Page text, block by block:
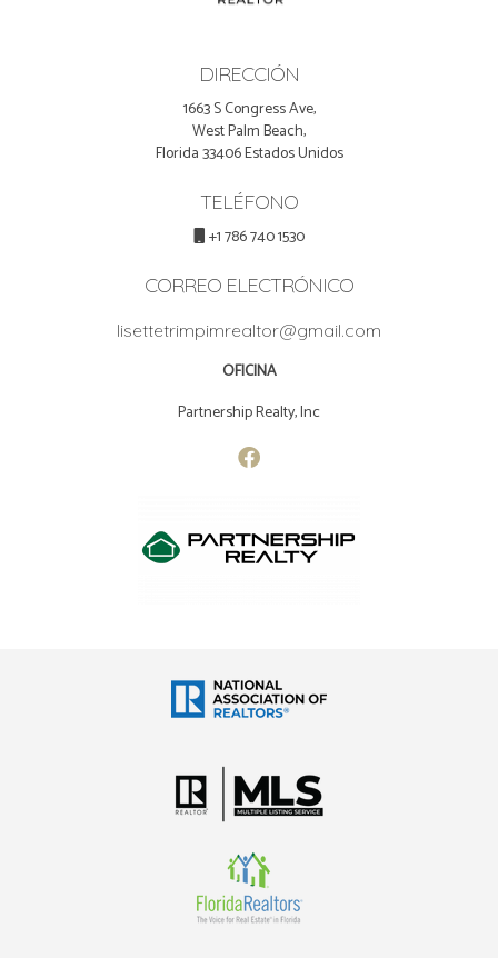
DIRECCIÓN
1663 S Congress Ave,
West Palm Beach,
Florida 33406 Estados Unidos
TELÉFONO
+1 786 740 1530
CORREO ELECTRÓNICO
lisettetrimpimrealtor@gmail.com
OFICINA
Partnership Realty, Inc